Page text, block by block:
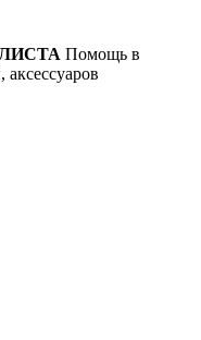
Помощь в
аксессуаров